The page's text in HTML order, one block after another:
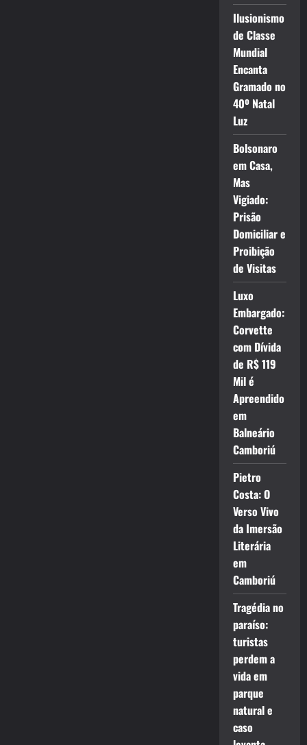
Ilusionismo
de Classe
Mundial
Encanta
Gramado no
40º Natal
Luz
Bolsonaro
em Casa,
Mas
Vigiado:
Prisão
Domiciliar e
Proibição
de Visitas
Luxo
Embargado:
Corvette
com Dívida
de R$ 119
Mil é
Apreendido
em
Balneário
Camboriú
Pietro
Costa: O
Verso Vivo
da Imersão
Literária
em
Camboriú
Tragédia no
paraíso:
turistas
perdem a
vida em
parque
natural e
caso